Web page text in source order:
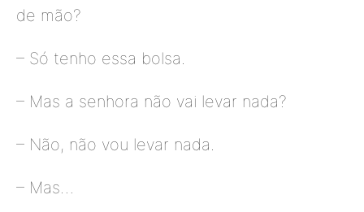
de mão?
– Só tenho essa bolsa.
– Mas a senhora não vai levar nada?
– Não, não vou levar nada.
– Mas…